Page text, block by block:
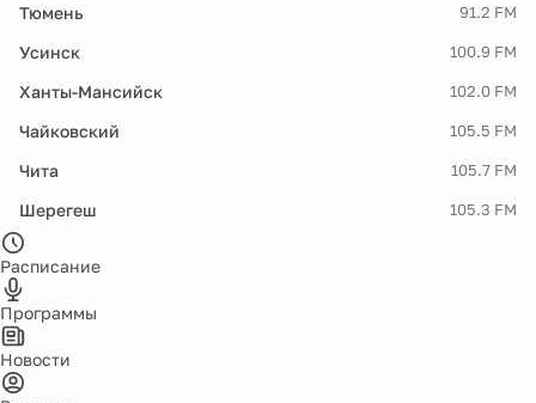
Тюмень 91.2 FM
Усинск 100.9 FM
Ханты-Мансийск 102.0 FM
Чайковский 105.5 FM
Чита 105.7 FM
Шерегеш 105.3 FM
Расписание
Программы
Новости